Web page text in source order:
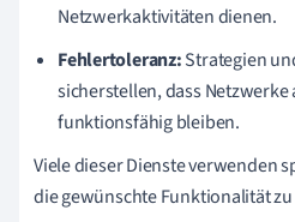
Netzwerkaktivitäten dienen.
Fehlertoleranz:Strategien
sicherstellen, dass
funktionsfähig bleiben.
Viele dieser Dienste verwenden
die gewünschte Funktionalität